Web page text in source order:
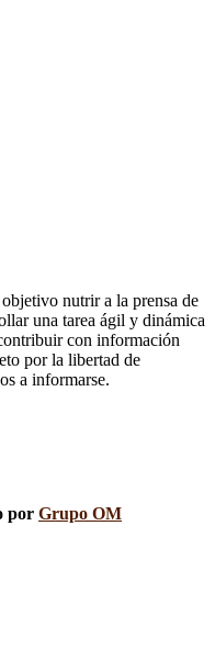
nutrir a la prensa de
una tarea ágil y dinámica
con información
por la libertad de
a informarse.
por Grupo OM